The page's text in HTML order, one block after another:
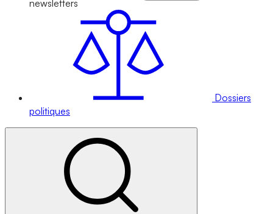
newsletters
Dossiers
politiques